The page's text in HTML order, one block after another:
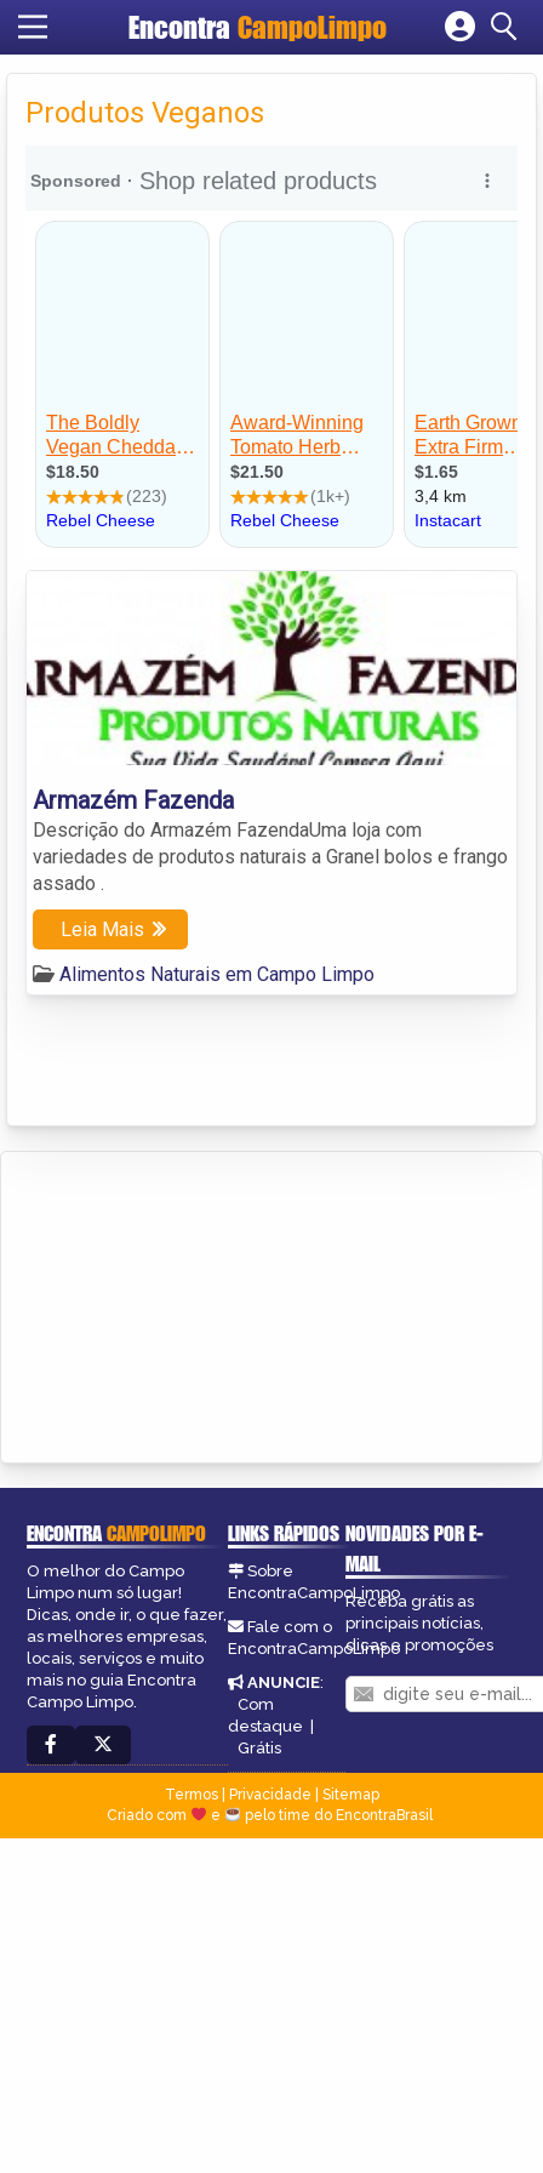
Encontra CampoLimpo
Cadastrar empresa
Criar conta
Produtos Veganos
Armazém Fazenda
Descrição do Armazém FazendaUma loja com
variedades de produtos naturais a Granel bolos e frango
assado .
Leia Mais
Alimentos Naturais em Campo Limpo
ENCONTRACAMPOLIMPO
O melhor do Campo
Limpo num só lugar!
Dicas, onde ir, o que fazer,
as melhores empresas,
locais, serviços e muito
mais no guia Encontra
Campo Limpo.
LINKS RÁPIDOS
Sobre
EncontraCampoLimpo
Fale com o
EncontraCampoLimpo
ANUNCIE:
Com
destaque |
Grátis
NOVIDADES POR E-
MAIL
Receba grátis as
principais notícias,
dicas e promoções
Termos| Privacidade
Sitemap
Criado com
e pelo time do EncontraBrasil